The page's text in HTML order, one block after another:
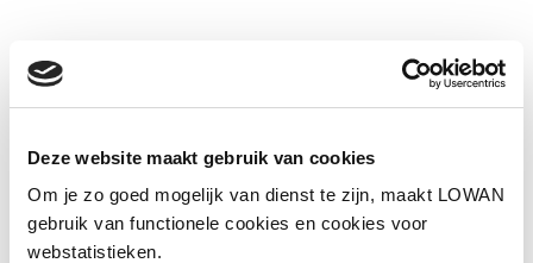
Deze website maakt gebruik van cookies
Om je zo goed mogelijk van dienst te zijn, maakt LOWAN
gebruik van functionele cookies en cookies voor
webstatistieken.
Informatie